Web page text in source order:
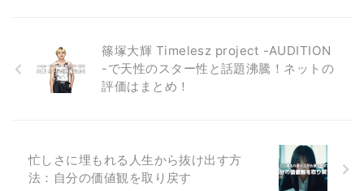
篠塚大輝 Timelesz project -AUDITION
-で天性のスター性と話題沸騰！ネットの
評価はまとめ！
忙しさに埋もれる人生から抜け出す方
法：自分の価値観を取り戻す